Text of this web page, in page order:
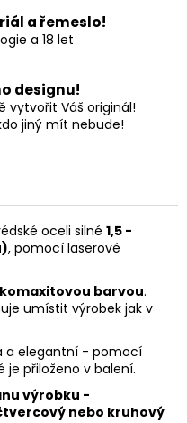
a řemeslo!
a 18 let
designu!
vytvořit Váš originál!
jiný mít nebude!
oceli silné 1,5 -
, pomocí laserové
komaxitovou barvou.
umístit výrobek jak v
a elegantní - pomocí
přiloženo v balení.
výrobku -
nebo kruhový